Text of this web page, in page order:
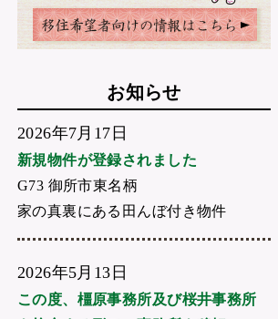
お知らせ
2026年7月17日
新規物件が登録されました
G73 御所市東名柄
家の真裏にある田んぼ付き物件
2026年5月13日
この度、橿原事務所及び桜井事務所